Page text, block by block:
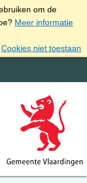
om de
Meer informatie
Cookies niet toestaan